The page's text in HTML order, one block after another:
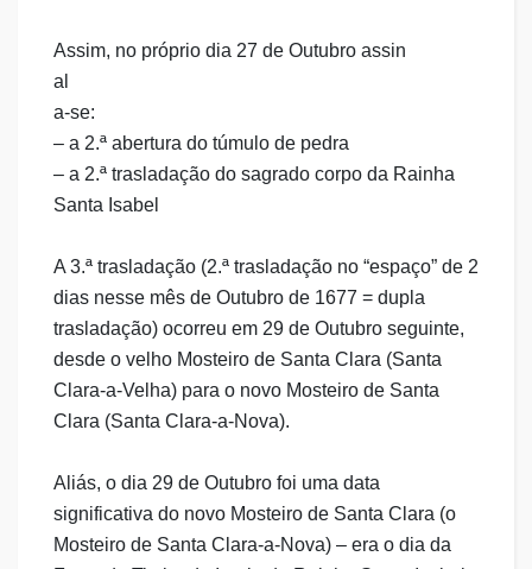
Assim, no próprio dia 27 de Outubro assin
al
a-se:
– a 2.ª abertura do túmulo de pedra
– a 2.ª trasladação do sagrado corpo da Rainha
Santa Isabel
A 3.ª trasladação (2.ª trasladação no “espaço” de 2
dias nesse mês de Outubro de 1677 = dupla
trasladação) ocorreu em 29 de Outubro seguinte,
desde o velho Mosteiro de Santa Clara (Santa
Clara-a-Velha) para o novo Mosteiro de Santa
Clara (Santa Clara-a-Nova).
Aliás, o dia 29 de Outubro foi uma data
significativa do novo Mosteiro de Santa Clara (o
Mosteiro de Santa Clara-a-Nova) – era o dia da